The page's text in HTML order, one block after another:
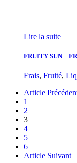
Lire la suite
FRUITY SUN –
Frais, Fruité,
Article
1
2
3
4
5
6
Article Suivant